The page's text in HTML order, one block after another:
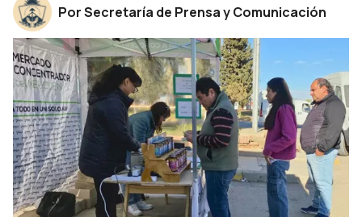
Por Secretaría de Prensa y Comunicación